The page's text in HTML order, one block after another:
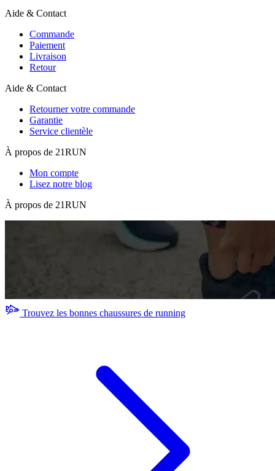
Aide & Contact
Commande
Paiement
Livraison
Retour
Aide & Contact
Retourner votre commande
Garantie
Service clientèle
À propos de 21RUN
Mon compte
Lisez notre blog
À propos de 21RUN
Trouvez les bonnes chaussures de running